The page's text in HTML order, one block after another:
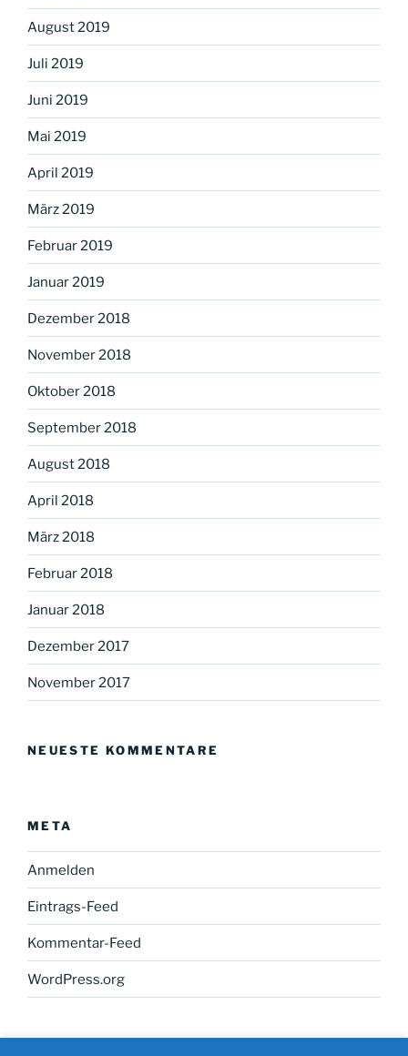
August 2019
Juli 2019
Juni 2019
Mai 2019
April 2019
März 2019
Februar 2019
Januar 2019
Dezember 2018
November 2018
Oktober 2018
September 2018
August 2018
April 2018
März 2018
Februar 2018
Januar 2018
Dezember 2017
November 2017
NEUESTE KOMMENTARE
META
Anmelden
Eintrags-Feed
Kommentar-Feed
WordPress.org